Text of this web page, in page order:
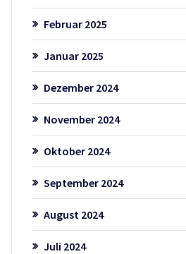
Februar 2025
Januar 2025
Dezember 2024
November 2024
Oktober 2024
September 2024
August 2024
Juli 2024